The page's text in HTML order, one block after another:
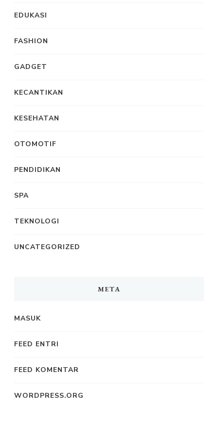
EDUKASI
FASHION
GADGET
KECANTIKAN
KESEHATAN
OTOMOTIF
PENDIDIKAN
SPA
TEKNOLOGI
UNCATEGORIZED
META
MASUK
FEED ENTRI
FEED KOMENTAR
WORDPRESS.ORG